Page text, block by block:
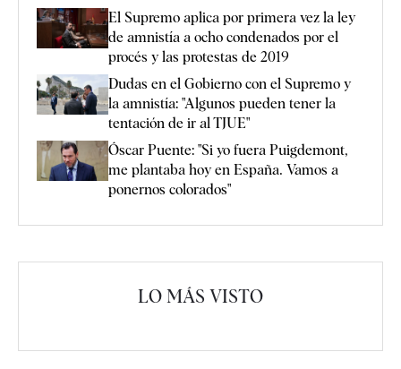
El Supremo aplica por primera vez la ley
de amnistía a ocho condenados por el
procés y las protestas de 2019
Dudas en el Gobierno con el Supremo y
la amnistía: "Algunos pueden tener la
tentación de ir al TJUE"
Óscar Puente: "Si yo fuera Puigdemont,
me plantaba hoy en España. Vamos a
ponernos colorados"
LO MÁS VISTO